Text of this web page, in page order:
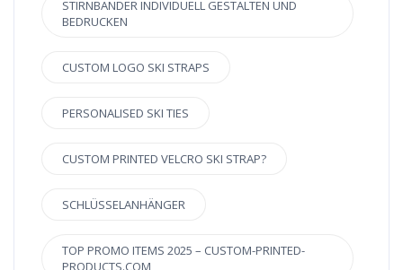
STIRNBÄNDER INDIVIDUELL GESTALTEN UND
BEDRUCKEN
CUSTOM LOGO SKI STRAPS
PERSONALISED SKI TIES
CUSTOM PRINTED VELCRO SKI STRAP?
SCHLÜSSELANHÄNGER
TOP PROMO ITEMS 2025 – CUSTOM-PRINTED-
PRODUCTS.COM